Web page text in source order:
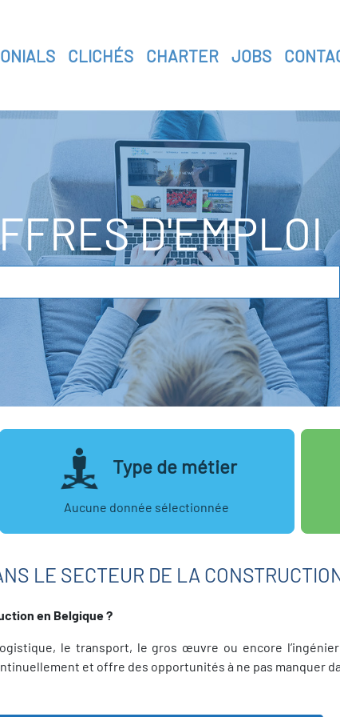
CLICHÉS CHARTER JOBS
D'EMPLOI
Type de métier
Aucune donnée sélectionnée
LE SECTEUR DE LA
en Belgique ?
le transport, le gros œuvre ou encore
et offre des opportunités à ne pas manquer